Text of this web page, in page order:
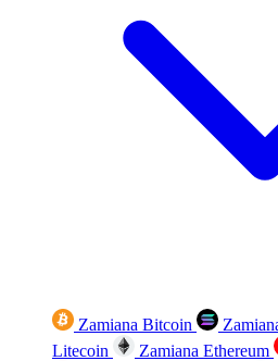
Zamiana Bitcoin
Litecoin
Zamiana Ethereum